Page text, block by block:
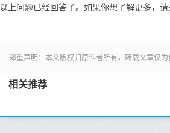
以上问题已经回答了。如果你想了解更多，请
郑重声明：本文版权归原作者所有，转载文章仅
相关推荐